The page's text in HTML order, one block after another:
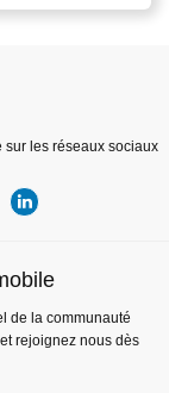
sur les réseaux sociaux
de la communauté
rejoignez nous dès